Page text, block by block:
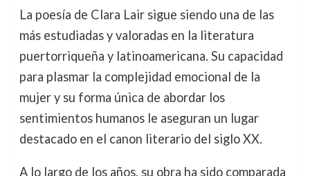
La poesía de Clara Lair sigue siendo una de las
más estudiadas y valoradas en la literatura
puertorriqueña y latinoamericana. Su capacidad
para plasmar la complejidad emocional de la
mujer y su forma única de abordar los
sentimientos humanos le aseguran un lugar
destacado en el canon literario del siglo XX.
A lo largo de los años, su obra ha sido comparada